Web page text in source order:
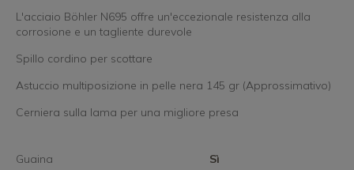
L'acciaio Böhler N695 offre un'eccezionale resistenza alla
corrosione e un tagliente durevole
Spillo cordino per scottare
Astuccio multiposizione in pelle nera 145 gr (Approssimativo)
Cerniera sulla lama per una migliore presa
Guaina Sì